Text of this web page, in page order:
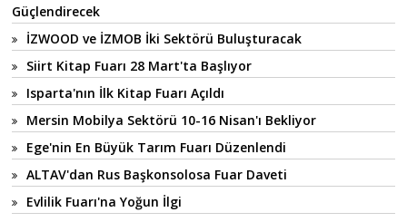
Güçlendirecek
İZWOOD ve İZMOB İki Sektörü Buluşturacak
Siirt Kitap Fuarı 28 Mart'ta Başlıyor
Isparta'nın İlk Kitap Fuarı Açıldı
Mersin Mobilya Sektörü 10-16 Nisan'ı Bekliyor
Ege'nin En Büyük Tarım Fuarı Düzenlendi
ALTAV'dan Rus Başkonsolosa Fuar Daveti
Evlilik Fuarı'na Yoğun İlgi